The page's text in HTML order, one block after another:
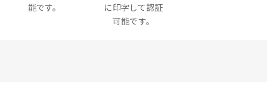
能です。
に印字して認証
可能です。